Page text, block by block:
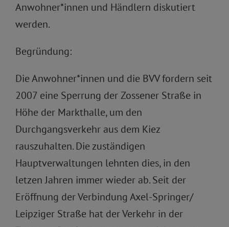
Anwohner*innen und Händlern diskutiert
werden.
Begründung:
Die Anwohner*innen und die BVV fordern seit
2007 eine Sperrung der Zossener Straße in
Höhe der Markthalle, um den
Durchgangsverkehr aus dem Kiez
rauszuhalten. Die zuständigen
Hauptverwaltungen lehnten dies, in den
letzen Jahren immer wieder ab. Seit der
Eröffnung der Verbindung Axel-Springer/
Leipziger Straße hat der Verkehr in der